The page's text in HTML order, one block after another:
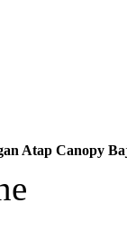
Atap Canopy